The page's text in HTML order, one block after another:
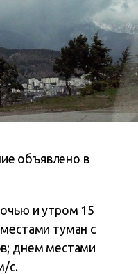
объявлено в
и утром 15
туман с
днем местами
с.